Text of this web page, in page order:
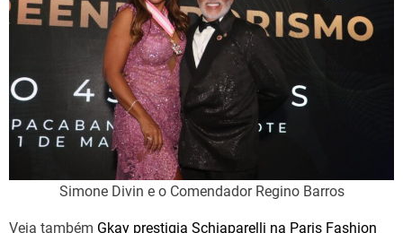
Simone Divin e o Comendador Regino Barros
Veja também Gkay prestigia Schiaparelli na Paris Fashion